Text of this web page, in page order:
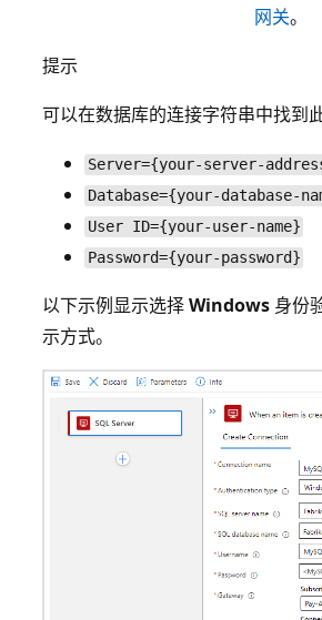
网关。
提示
可以在数据库的连接字符串中找到此
Server={your-server-
Database={your-database-
User ID={your-user-name}
Password={your-password}
以下示例显示选择Windows 身份
示方式。